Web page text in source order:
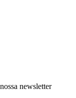
newsletter